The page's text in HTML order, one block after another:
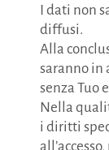
I dati non
diffusi.
Alla
saranno in
senza Tuo
Nella
i diritti